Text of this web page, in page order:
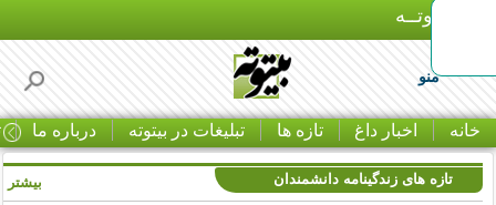
بـیتوتــه
منو
خانه اخبار داغ تازه ها تبلیغات در بیتوته درباره ما
تازه های زندگینامه دانشمندان بیشتر